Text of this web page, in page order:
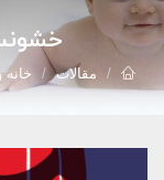
مقالات خانه